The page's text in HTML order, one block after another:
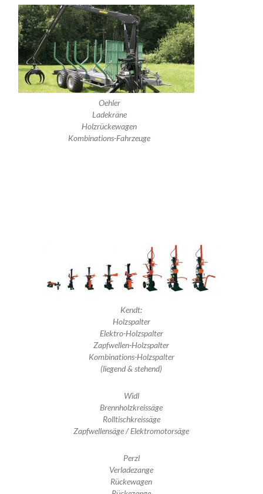
Oehler
Ladekräne
Holzrückewagen
Kombinations-Fahrzeuge
Kendt:
Holzspalter
Elektro-Holzspalter
Zapfwellen-Holzspalter
Kombinations-Holzspalter
(liegend & stehend)
Widl
Brennholzkreissäge
Rolltischkreissäge
Zapfwellensäge / Elektromotorsäge
Perzl
Verladezange
Rückewagen